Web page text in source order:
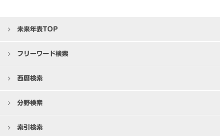
未来年表TOP
フリーワード検索
西暦検索
分野検索
索引検索